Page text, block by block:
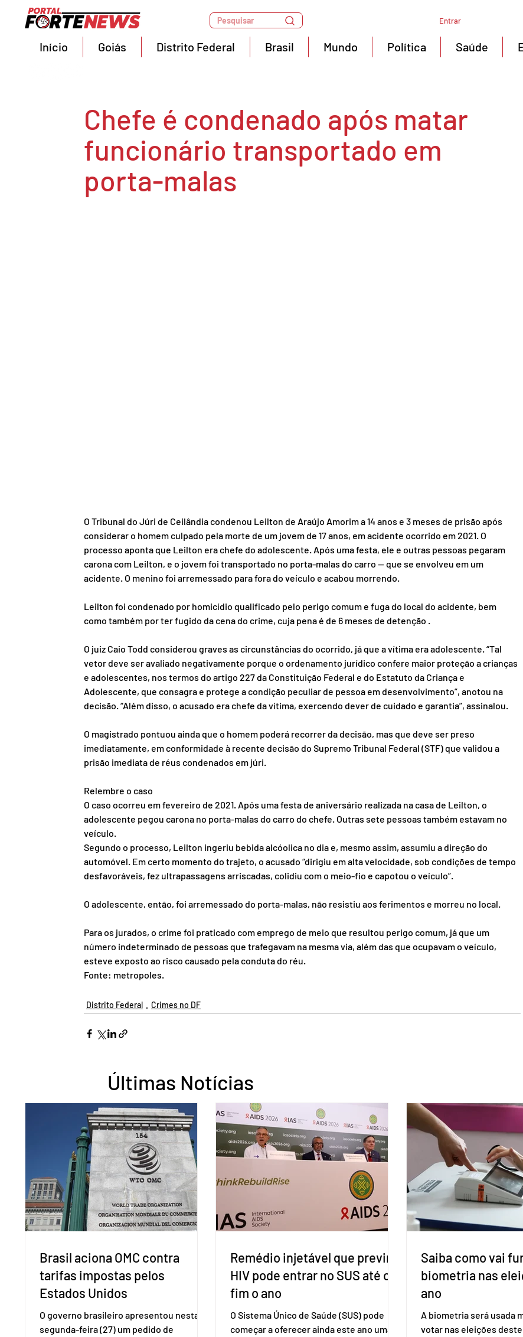
Pesquisar Entrar
Início
Goiás Distrito Federal Brasil Mundo Política Saúde
Chefe é condenado após matar
funcionário transportado em
porta-malas
O Tribunal do Júri de Ceilândia condenou Leilton de Araújo Amorim a 14 anos e 3 meses de prisão após
considerar o homem culpado pela morte de um jovem de 17 anos, em acidente ocorrido em 2021. O
processo aponta que Leilton era chefe do adolescente. Após uma festa, ele e outras pessoas pegaram
carona com Leilton, e o jovem foi transportado no porta-malas do carro — que se envolveu em um
acidente. O menino foi arremessado para fora do veículo e acabou morrendo.
Leilton foi condenado por homicídio qualificado pelo perigo comum e fuga do local do acidente, bem
como também por ter fugido da cena do crime, cuja pena é de 6 meses de detenção .
O juiz Caio Todd considerou graves as circunstâncias do ocorrido, já que a vítima era adolescente. “Tal
vetor deve ser avaliado negativamente porque o ordenamento jurídico confere maior proteção a crianças
e adolescentes, nos termos do artigo 227 da Constituição Federal e do Estatuto da Criança e
Adolescente, que consagra e protege a condição peculiar de pessoa em desenvolvimento”, anotou na
decisão. “Além disso, o acusado era chefe da vítima, exercendo dever de cuidado e garantia”, assinalou.
O magistrado pontuou ainda que o homem poderá recorrer da decisão, mas que deve ser preso
imediatamente, em conformidade à recente decisão do Supremo Tribunal Federal (STF) que validou a
prisão imediata de réus condenados em júri.
Relembre o caso
O caso ocorreu em fevereiro de 2021. Após uma festa de aniversário realizada na casa de Leilton, o
adolescente pegou carona no porta-malas do carro do chefe. Outras sete pessoas também estavam no
veículo.
Segundo o processo, Leilton ingeriu bebida alcóolica no dia e, mesmo assim, assumiu a direção do
automóvel. Em certo momento do trajeto, o acusado “dirigiu em alta velocidade, sob condições de tempo
desfavoráveis, fez ultrapassagens arriscadas, colidiu com o meio-fio e capotou o veículo”.
O adolescente, então, foi arremessado do porta-malas, não resistiu aos ferimentos e morreu no local.
Para os jurados, o crime foi praticado com emprego de meio que resultou perigo comum, já que um
número indeterminado de pessoas que trafegavam na mesma via, além das que ocupavam o veículo,
esteve exposto ao risco causado pela conduta do réu.
Fonte: metropoles.
Distrito Federal Crimes no DF
Últimas Notícias
Brasil aciona OMC contra
tarifas impostas pelos
Estados Unidos
O governo brasileiro apresentou nesta
segunda-feira (27) um pedido de
Remédio injetável que previne
HIV pode entrar no SUS até o
fim o ano
O Sistema Único de Saúde (SUS) pode
começar a oferecer ainda este ano uma
Saiba como vai
biometria nas
ano
A biometria será usada
votar nas eleições deste